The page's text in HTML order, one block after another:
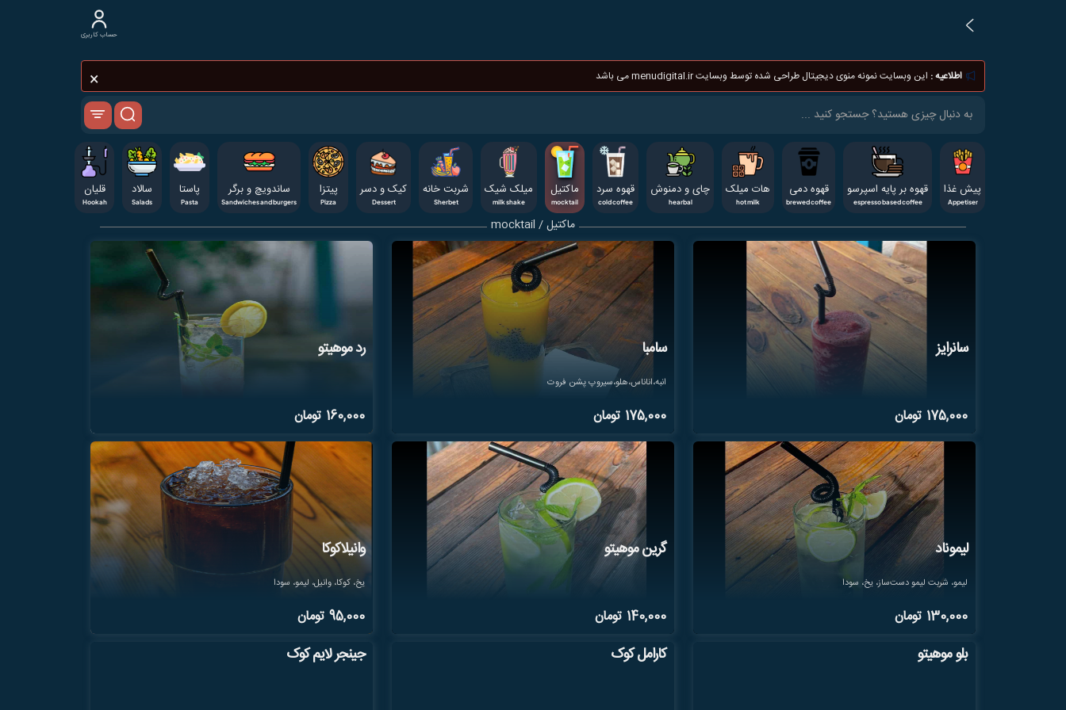
حساب کاربری
× اطلاعیه : این وبسایت نمونه منوی دیجیتال طراحی شده توسط وبسایت menudigital.ir می باشد
پیش غذا
Appetiser
قهوه بر پایه اسپرسو
espresso based coffee
قهوه دمی
brewed coffee
هات میلک
hot milk
چای و دمنوش
hearbal
قهوه سرد
cold coffee
ماکتیل
mocktail
میلک شیک
milk shake
شربت خانه
Sherbet
کیک و دسر
Dessert
پيتزا
Pizza
ساندویچ و برگر
Sandwiches and burgers
پاستا
Pasta
سالاد
Salads
قلیان
Hookah
ماکتیل / mocktail
سانرایز
175,000 تومان
سامبا
انبه،اناناس،هلو،سيروپ پشن فروت
175,000 تومان
رد موهیتو
160,000 تومان
لیموناد
لیمو، شربت لیمو دست‌ساز، یخ، سودا
130,000 تومان
گرین موهیتو
140,000 تومان
وانیلاکوکا
یخ، کوکا، وانیل، لیمو، سودا
95,000 تومان
بلو موهیتو کارامل کوک جینجر لایم کوک